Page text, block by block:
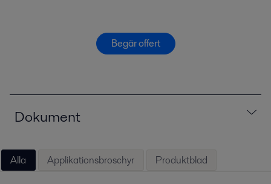
Begär offert
Dokument
Alla Applikationsbroschyr Produktblad